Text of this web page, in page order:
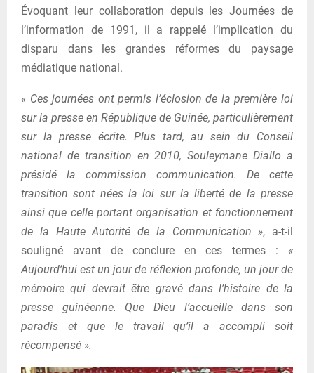
Évoquant leur collaboration depuis les Journées de
l’information de 1991, il a rappelé l’implication du
disparu dans les grandes réformes du paysage
médiatique national.
« Ces journées ont permis l’éclosion de la première loi
sur la presse en République de Guinée, particulièrement
sur la presse écrite. Plus tard, au sein du Conseil
national de transition en 2010, Souleymane Diallo a
présidé la commission communication. De cette
transition sont nées la loi sur la liberté de la presse
ainsi que celle portant organisation et fonctionnement
de la Haute Autorité de la Communication », a-t-il
souligné avant de conclure en ces termes : «
Aujourd’hui est un jour de réflexion profonde, un jour de
mémoire qui devrait être gravé dans l’histoire de la
presse guinéenne. Que Dieu l’accueille dans son
paradis et que le travail qu’il a accompli soit
récompensé ».